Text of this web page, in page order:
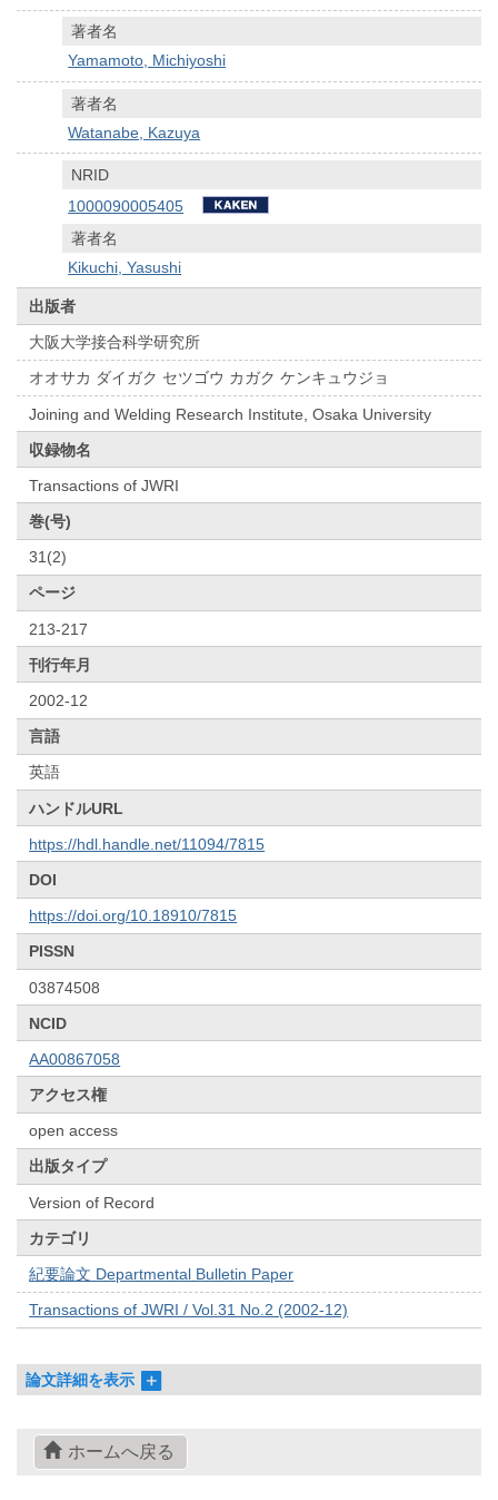
著者名
Yamamoto, Michiyoshi
著者名
Watanabe, Kazuya
NRID
1000090005405
著者名
Kikuchi, Yasushi
出版者
大阪大学接合科学研究所
オオサカ ダイガク セツゴウ カガク ケンキュウジョ
Joining and Welding Research Institute, Osaka University
収録物名
Transactions of JWRI
巻(号)
31(2)
ページ
213-217
刊行年月
2002-12
言語
英語
ハンドルURL
https://hdl.handle.net/11094/7815
DOI
https://doi.org/10.18910/7815
PISSN
03874508
NCID
AA00867058
アクセス権
open access
出版タイプ
Version of Record
カテゴリ
紀要論文 Departmental Bulletin Paper
Transactions of JWRI / Vol.31 No.2 (2002-12)
論文詳細を表示
ホームへ戻る